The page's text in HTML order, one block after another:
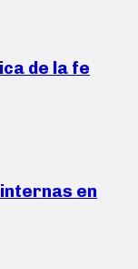
de la fe
en